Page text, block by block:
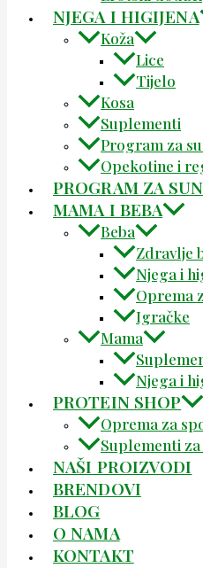
NJEGA I HIGIJENA
Koža
Lice
Tijelo
Kosa
Suplementi
Program za
Opekotine i
PROGRAM ZA
MAMA I BEBA
Beba
Zdravlje
Njega i
Oprema
Igračke
Mama
Njega i
PROTEIN SHOP
Oprema za
Suplementi
NAŠI PROIZVODI
BRENDOVI
BLOG
O NAMA
KONTAKT